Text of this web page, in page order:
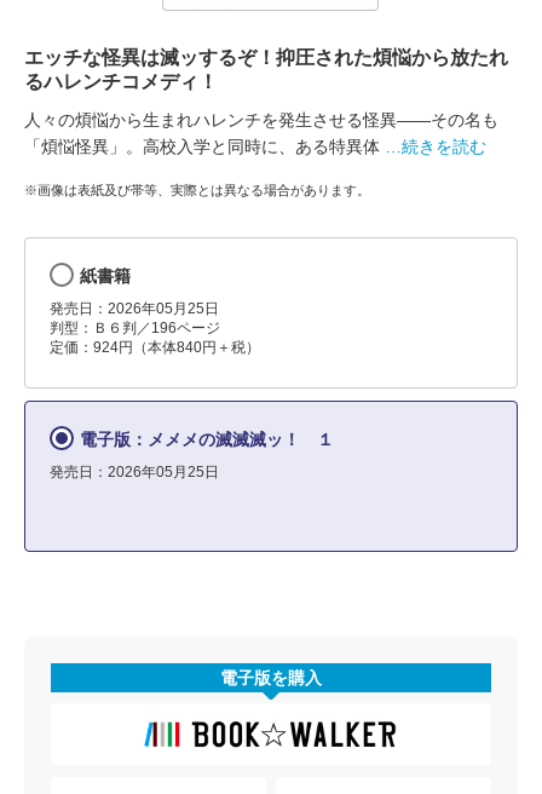
エッチな怪異は滅ッするぞ！抑圧された煩悩から放たれ
るハレンチコメディ！
人々の煩悩から生まれハレンチを発生させる怪異――その名も
「煩悩怪異」。高校入学と同時に、ある特異体
…続きを読む
※画像は表紙及び帯等、実際とは異なる場合があります。
紙書籍
発売日：2026年05月25日
判型：Ｂ６判／196ページ
定価：924円（本体840円＋税）
電子版：メメメの滅滅滅ッ！ １
発売日：2026年05月25日
電子版を購入